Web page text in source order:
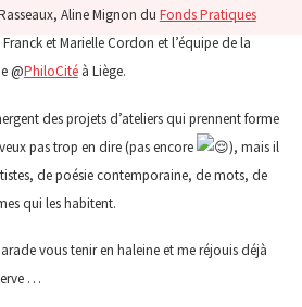
Aline Mignon du Fonds Pratiques
et Marielle Cordon et l’équipe de la
@PhiloCitéà Liège.
des projets d’ateliers qui prennent forme
pas trop en dire (pas encore
), mais il
de poésie contemporaine, de mots, de
qui les habitent.
vous tenir en haleine et me réjouis déjà
…